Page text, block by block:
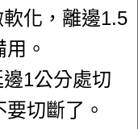
化，離邊1.5
。
1公分處切
切斷了。